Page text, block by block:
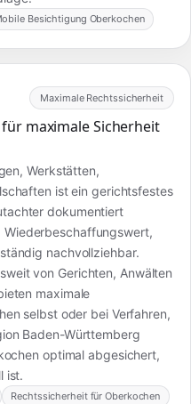
Besichtigung Oberkochen
Maximale Rechtssicherheit
maximale Sicherheit
Werkstätten,
ist ein gerichtsfestes
dokumentiert
nachvollziehbar.
von Gerichten, Anwälten
maximale
selbst oder bei Verfahren,
Baden-Württemberg
optimal abgesichert,
ist.
Rechtssicherheit für Oberkochen